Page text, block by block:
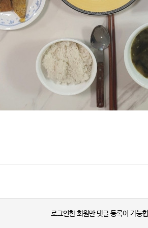
로그인한 회원만 댓글 등록이 가능